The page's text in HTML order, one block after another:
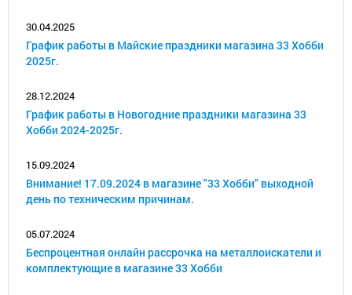
30.04.2025
График работы в Майские праздники магазина 33 Хобби
2025г.
28.12.2024
График работы в Новогодние праздники магазина 33
Хобби 2024-2025г.
15.09.2024
Внимание! 17.09.2024 в магазине "33 Хобби" выходной
день по техническим причинам.
05.07.2024
Беспроцентная онлайн рассрочка на металлоискатели и
комплектующие в магазине 33 Хобби